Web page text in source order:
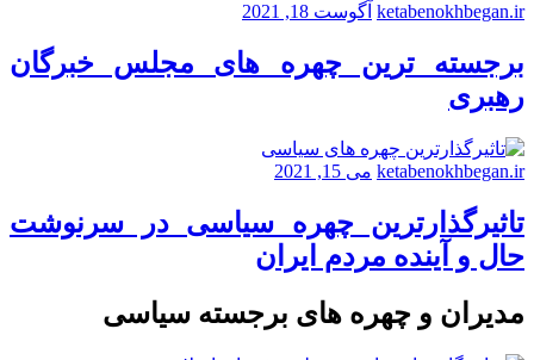
ketabenokhbegan.ir آگوست 18, 2021
برجسته ترین چهره های مجلس خبرگان
رهبری
ketabenokhbegan.ir می 15, 2021
تاثیرگذارترین چهره سیاسی در سرنوشت
حال و آینده مردم ایران
مدیران و چهره های برجسته سیاسی